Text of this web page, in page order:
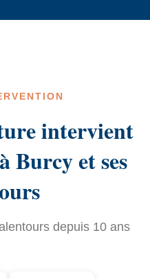
intervient
Burcy et ses
depuis 10 ans